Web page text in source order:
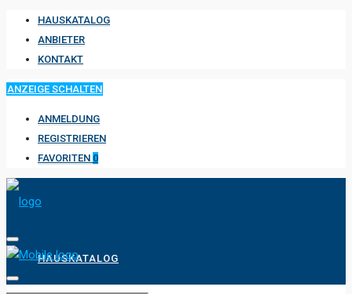
HAUSKATALOG
ANBIETER
KONTAKT
ANZEIGE SCHALTEN
ANMELDUNG
REGISTRIEREN
FAVORITEN 0
HAUSKATALOG